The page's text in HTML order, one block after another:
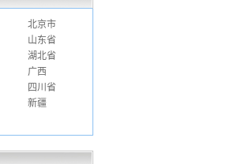
北京市
山东省
湖北省
广西
四川省
新疆